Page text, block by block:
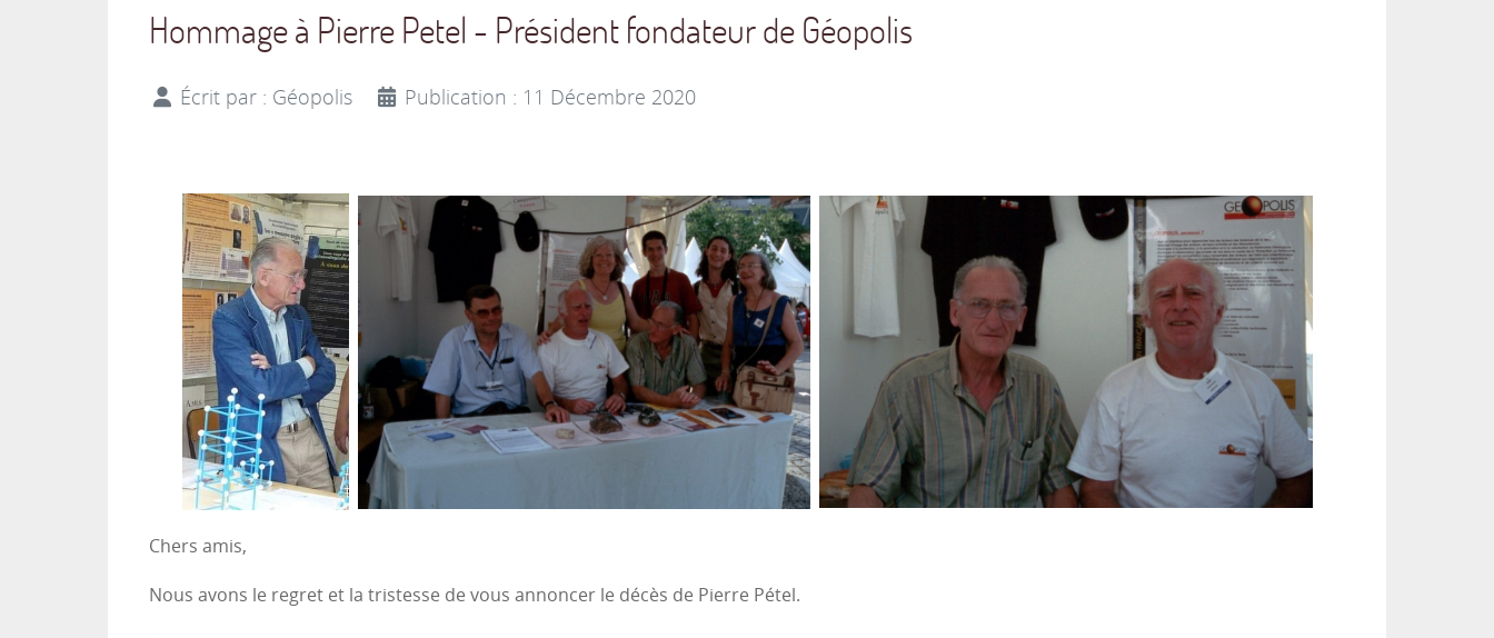
Hommage à Pierre Petel - Président fondateur de Géopolis
Écrit par : Géopolis Publication : 11 Décembre 2020
Chers amis,
Nous avons le regret et la tristesse de vous annoncer le décès de Pierre Pétel.